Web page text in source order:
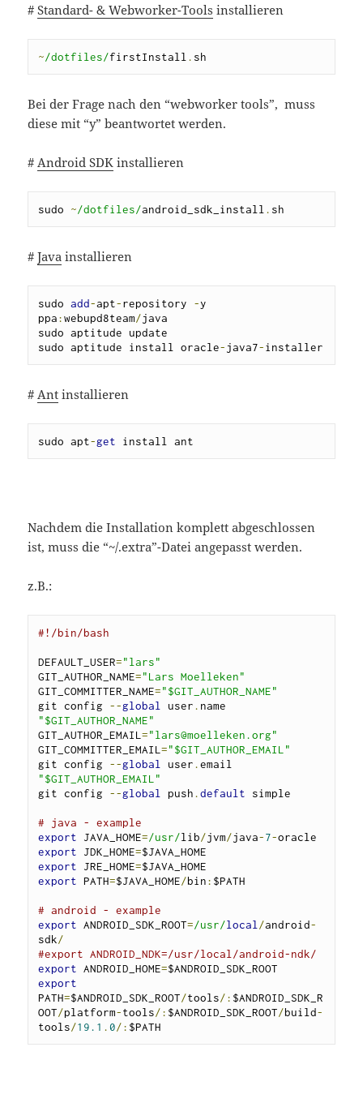
#Standard- & Webworker-Tools installieren
~/dotfiles/firstInstall . sh
Bei der Frage nach den “webworker tools”, muss
diese mit “y” beantwortet werden.
# Android SDK installieren
sudo ~/dotfiles/android_sdk_install . sh
#Java installieren
sudo add-apt-repository -y
ppa:webupd8team/java
sudo aptitude update
sudo aptitude install oracle-java7-installer
# Ant installieren
sudo apt-get install ant
Nachdem die Installation komplett abgeschlossen
ist, muss die “~/.extra”-Datei angepasst werden.
z.B.:
DEFAULT_USER="lars"
GIT_AUTHOR_NAME="Lars Moelleken"
GIT_COMMITTER_NAME="$GIT_AUTHOR_NAME"
git config --global user .
"$GIT_AUTHOR_NAME"
GIT_AUTHOR_EMAIL="lars@moelleken.org"
GIT_COMMITTER_EMAIL="$GIT_AUTHOR_EMAIL"
git config --global user .
"$GIT_AUTHOR_EMAIL"
git config --global push .default simple
# java - example
export JAVA_HOME=/usr/lib/jvm/java-7-
export JDK_HOME=
export JRE_HOME=
export PATH=$JAVA_HOME/bin: $PATH
# android - example
export ANDROID_SDK_ROOT=/usr/local /android-
sdk/
#export ANDROID_NDK=/usr/local/android-ndk/
export ANDROID_HOME=
export
PATH=$ANDROID_SDK_ROOT/tools/: $ANDROID_SDK_R
OOT/platform-tools/: $ANDROID_SDK_ROOT/build-
tools/19.1 .0/: $PATH